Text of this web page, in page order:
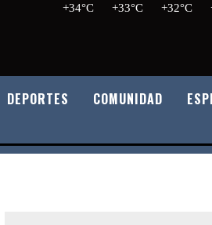
+34°C +33°C +32°C
DEPORTES COMUNIDAD